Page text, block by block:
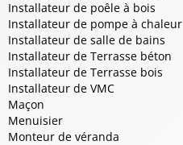
Installateur de poêle à bois
Installateur de pompe à chaleur
Installateur de salle de bains
Installateur de Terrasse béton
Installateur de Terrasse bois
Installateur de VMC
Maçon
Menuisier
Monteur de véranda